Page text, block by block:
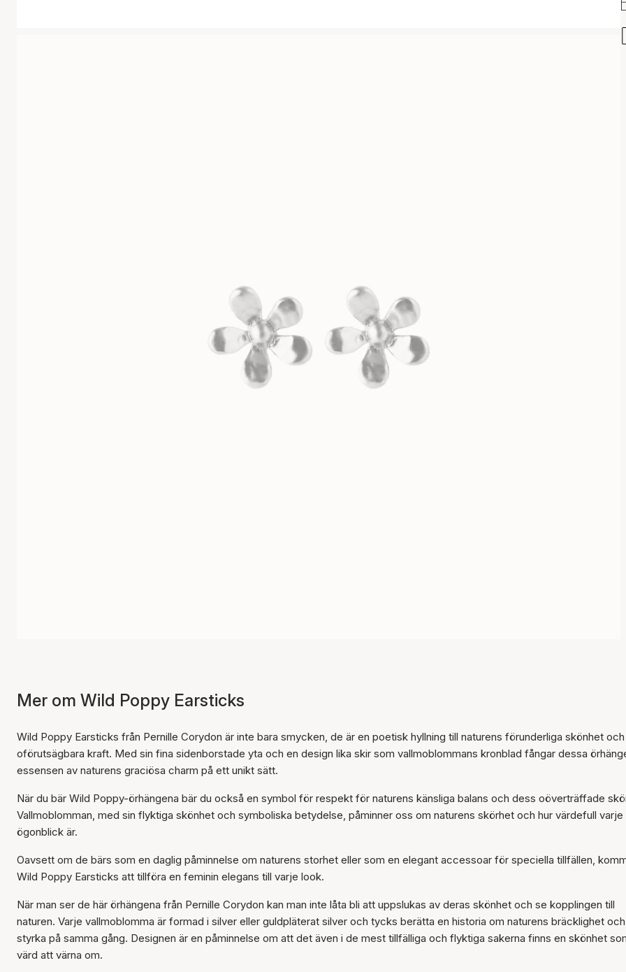
Artikeln har lagts till i
Mer om Wild Poppy Earsticks
Wild Poppy Earsticks från Pernille Corydon är inte bara smycken, de är en poetisk hyllning till naturens förunderliga skönhet och
oförutsägbara kraft. Med sin fina sidenborstade yta och en design lika skir som vallmoblommans kronblad fångar dessa
essensen av naturens graciösa charm på ett unikt sätt.
När du bär Wild Poppy-örhängena bär du också en symbol för respekt för naturens känsliga balans och dess oöverträffade
Vallmoblomman, med sin flyktiga skönhet och symboliska betydelse, påminner oss om naturens skörhet och hur värdefull varje
ögonblick är.
Oavsett om de bärs som en daglig påminnelse om naturens storhet eller som en elegant accessoar för speciella tillfällen,
Wild Poppy Earsticks att tillföra en feminin elegans till varje look.
När man ser de här örhängena från Pernille Corydon kan man inte låta bli att uppslukas av deras skönhet och se kopplingen till
naturen. Varje vallmoblomma är formad i silver eller guldpläterat silver och tycks berätta en historia om naturens bräcklighet och
styrka på samma gång. Designen är en påminnelse om att det även i de mest tillfälliga och flyktiga sakerna finns en skönhet
värd att värna om.